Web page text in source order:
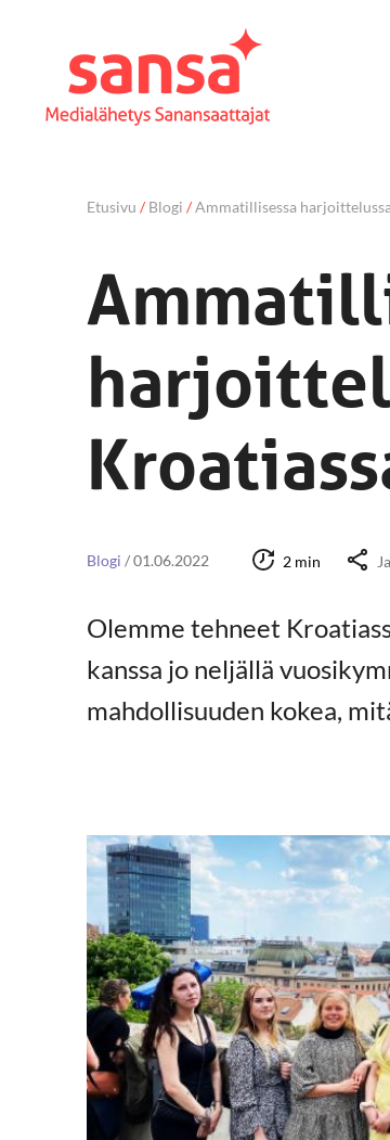
Etusivu /Blogi /Ammatillisessa
Blogi /01.06.2022 2 min
Olemme tehneet
kanssa jo neljällä
mahdollisuuden kokea,